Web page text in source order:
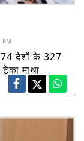
PM
देशों के 327
माथा